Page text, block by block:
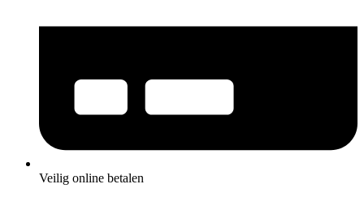
Veilig online betalen